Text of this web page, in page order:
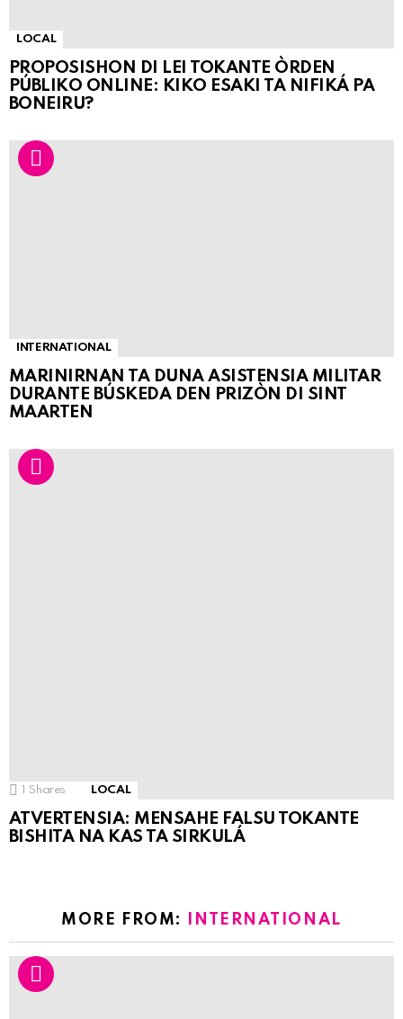
LOCAL
PROPOSISHON DI LEI TOKANTE ÒRDEN
PÚBLIKO ONLINE: KIKO ESAKI TA NIFIKÁ PA
BONEIRU?
INTERNATIONAL
MARINIRNAN TA DUNA ASISTENSIA MILITAR
DURANTE BÚSKEDA DEN PRIZÒN DI SINT
MAARTEN
1 Shares LOCAL
ATVERTENSIA: MENSAHE FALSU TOKANTE
BISHITA NA KAS TA SIRKULÁ
MORE FROM: INTERNATIONAL